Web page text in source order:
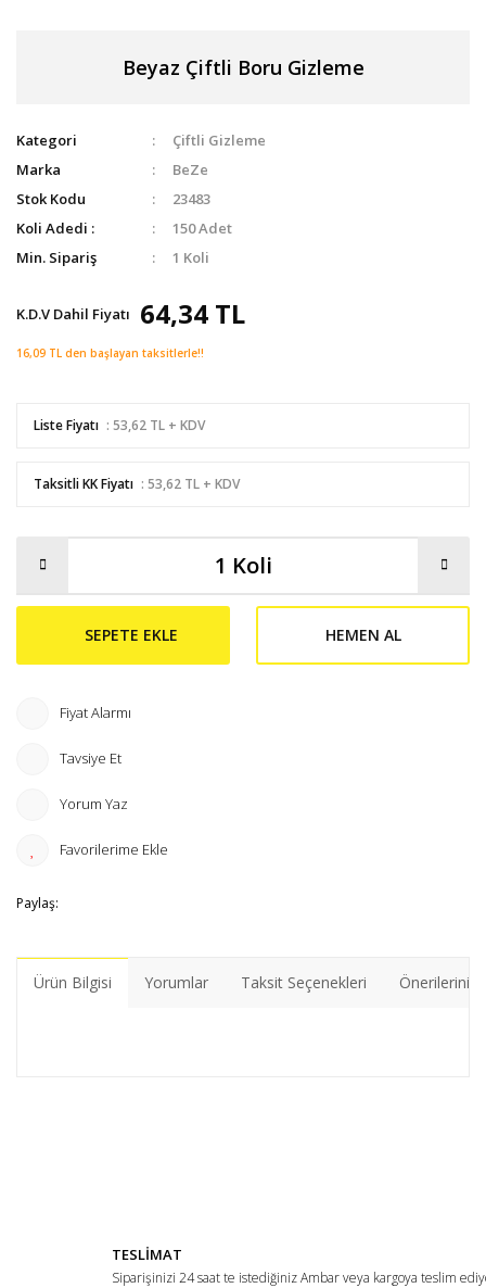
Beyaz Çiftli Boru Gizleme
Kategori
Çiftli Gizleme
Marka
BeZe
Stok Kodu
23483
Koli Adedi :
150 Adet
Min. Sipariş
1 Koli
K.D.V Dahil Fiyatı 64,34 TL
16,09 TL den başlayan taksitlerle!!
Liste Fiyatı : 53,62 TL + KDV
Taksitli KK Fiyatı : 53,62 TL + KDV
SEPETE EKLE HEMEN AL
Fiyat Alarmı
Tavsiye Et
Yorum Yaz
Paylaş:
Ürün Bilgisi Yorumlar Taksit Seçenekleri Önerileriniz
Ürün açıklamasında eksik bilgiler bulunuyor.
TESLİMAT
Siparişinizi 24 saat te istediğiniz Ambar veya kargoya teslim